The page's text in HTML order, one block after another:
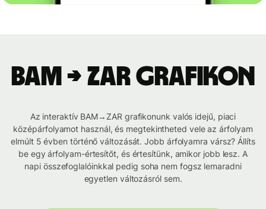
BAM → ZAR grafikon
Az interaktív BAM→ZAR grafikonunk valós idejű, piaci
középárfolyamot használ, és megtekintheted vele az árfolyam
elmúlt 5 évben történő változását. Jobb árfolyamra vársz? Állíts
be egy árfolyam-értesítőt, és értesítünk, amikor jobb lesz. A
napi összefoglalóinkkal pedig soha nem fogsz lemaradni
egyetlen változásról sem.